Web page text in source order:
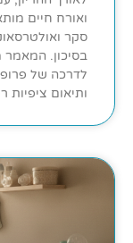
ואורח חיים
סקר
בסיכון. המאמר
לדרכה של פרופ'
ותיאום ציפיות